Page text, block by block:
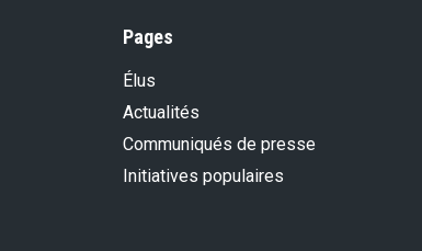
Pages
Élus
Actualités
Communiqués de presse
Initiatives populaires